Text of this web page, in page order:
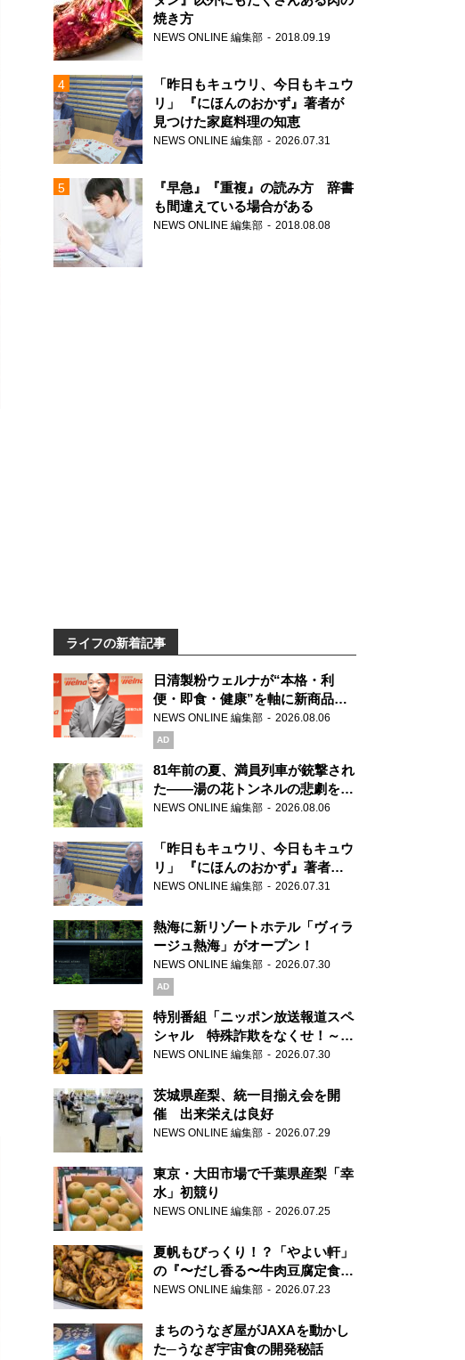
焼き方
NEWS ONLINE 編集部 2018.09.19
「昨日もキュウリ、今日もキュウ
リ」 『にほんのおかず』著者が
見つけた家庭料理の知恵
NEWS ONLINE 編集部 2026.07.31
『早急』『重複』の読み方 辞書
も間違えている場合がある
NEWS ONLINE 編集部 2018.08.08
ライフの新着記事
日清製粉ウェルナが“本格・利
便・即食・健康”を軸に新商品を
展開 「マ・マー」「青の洞窟」
ブランドを強化
NEWS ONLINE 編集部 2026.08.06
AD
81年前の夏、満員列車が銃撃され
た――湯の花トンネルの悲劇を語
り継ぐ男性
NEWS ONLINE 編集部 2026.08.06
「昨日もキュウリ、今日もキュウ
リ」 『にほんのおかず』著者が
見つけた家庭料理の知恵
NEWS ONLINE 編集部 2026.07.31
熱海に新リゾートホテル「ヴィラ
ージュ熱海」がオープン！
NEWS ONLINE 編集部 2026.07.30
AD
特別番組「ニッポン放送報道スペ
シャル 特殊詐欺をなくせ！～被
害者・加害者・警視庁が語るトク
NEWS ONLINE 編集部 2026.07.30
茨城県産梨、統一目揃え会を開
催 出来栄えは良好
NEWS ONLINE 編集部 2026.07.29
東京・大田市場で千葉県産梨「幸
水」初競り
NEWS ONLINE 編集部 2026.07.25
夏帆もびっくり！？「やよい軒」
の『〜だし香る〜牛肉豆腐定食』
が香り高すぎる
NEWS ONLINE 編集部 2026.07.23
まちのうなぎ屋がJAXAを動かし
た─うなぎ宇宙食の開発秘話